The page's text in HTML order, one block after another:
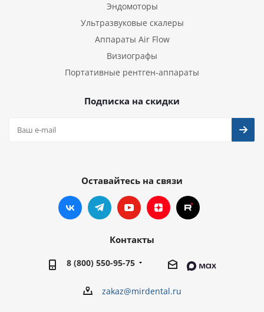
Эндомоторы
Ультразвуковые скалеры
Аппараты Air Flow
Визиографы
Портативные рентген-аппараты
Подписка на скидки
Оставайтесь на связи
Контакты
8 (800) 550-95-75
zakaz@mirdental.ru